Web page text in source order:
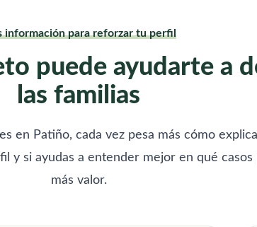
información para reforzar tu perfil
puede ayudarte a
las familias
en Patiño, cada vez pesa más cómo
y si ayudas a entender mejor en qué
más valor.